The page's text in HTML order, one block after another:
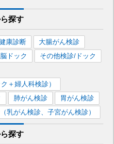
探す
康診断
大腸がん検診
ドック
その他検診/ドック
＋婦人科検診）
肺がん検診
胃がん検診
乳がん検診、子宮がん検診）
探す